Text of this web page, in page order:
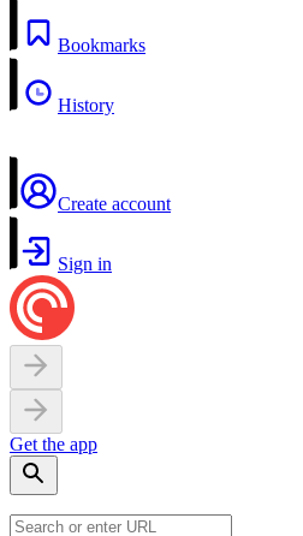
Bookmarks
History
Create account
Sign in
Get the app